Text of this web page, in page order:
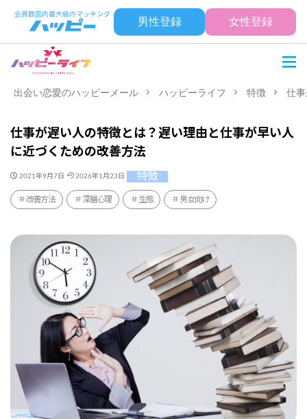
男性登録 女性登録
出会い恋愛のハッピーメール ハッピーライフ 特徴 仕
仕事が遅い人の特徴とは？遅い理由と仕事が早い人
に近づくための改善方法
2021年9月7日 2026年1月23日 特徴
改善方法 深層心理 生態 男女向け